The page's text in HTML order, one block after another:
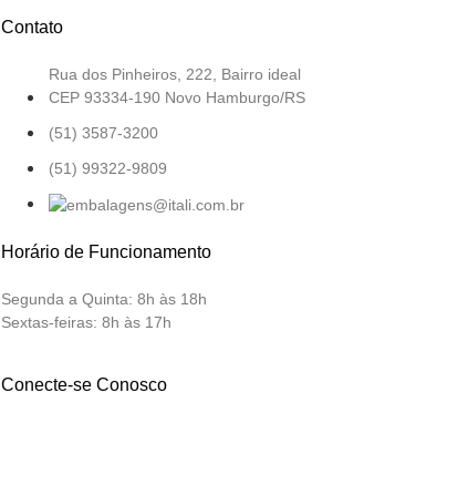
Contato
Rua dos Pinheiros, 222, Bairro ideal
CEP 93334-190 Novo Hamburgo/RS
(51) 3587-3200
(51) 99322-9809
Horário de Funcionamento
Segunda a Quinta: 8h às 18h
Sextas-feiras: 8h às 17h
Conecte-se Conosco